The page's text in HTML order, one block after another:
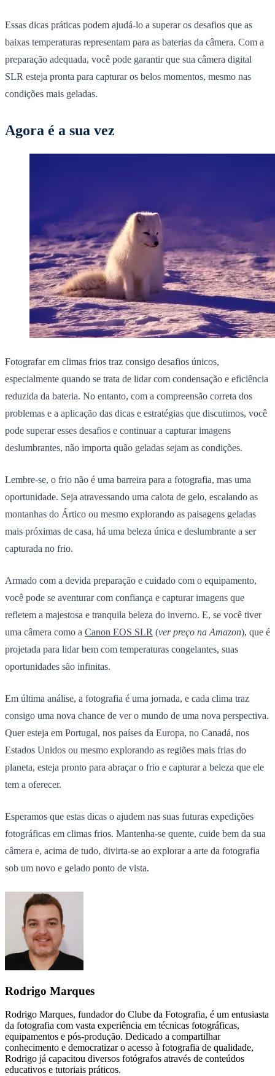
Essas dicas práticas podem ajudá-lo a superar os desafios que as
baixas temperaturas representam para as baterias da câmera. Com a
preparação adequada, você pode garantir que sua câmera digital
SLR esteja pronta para capturar os belos momentos, mesmo nas
condições mais geladas.
Agora é a sua vez
Fotografar em climas frios traz consigo desafios únicos,
especialmente quando se trata de lidar com condensação e eficiência
reduzida da bateria. No entanto, com a compreensão correta dos
problemas e a aplicação das dicas e estratégias que discutimos, você
pode superar esses desafios e continuar a capturar imagens
deslumbrantes, não importa quão geladas sejam as condições.
Lembre-se, o frio não é uma barreira para a fotografia, mas uma
oportunidade. Seja atravessando uma calota de gelo, escalando as
montanhas do Ártico ou mesmo explorando as paisagens geladas
mais próximas de casa, há uma beleza única e deslumbrante a ser
capturada no frio.
Armado com a devida preparação e cuidado com o equipamento,
você pode se aventurar com confiança e capturar imagens que
refletem a majestosa e tranquila beleza do inverno. E, se você tiver
uma câmera como a Canon EOS SLR (ver preço na Amazon), que é
projetada para lidar bem com temperaturas congelantes, suas
oportunidades são infinitas.
Em última análise, a fotografia é uma jornada, e cada clima traz
consigo uma nova chance de ver o mundo de uma nova perspectiva.
Quer esteja em Portugal, nos países da Europa, no Canadá, nos
Estados Unidos ou mesmo explorando as regiões mais frias do
planeta, esteja pronto para abraçar o frio e capturar a beleza que ele
tem a oferecer.
Esperamos que estas dicas o ajudem nas suas futuras expedições
fotográficas em climas frios. Mantenha-se quente, cuide bem da sua
câmera e, acima de tudo, divirta-se ao explorar a arte da fotografia
sob um novo e gelado ponto de vista.
Rodrigo Marques
Rodrigo Marques, fundador do Clube da Fotografia, é um entusiasta
da fotografia com vasta experiência em técnicas fotográficas,
equipamentos e pós-produção. Dedicado a compartilhar
conhecimento e democratizar o acesso à fotografia de qualidade,
Rodrigo já capacitou diversos fotógrafos através de conteúdos
educativos e tutoriais práticos.